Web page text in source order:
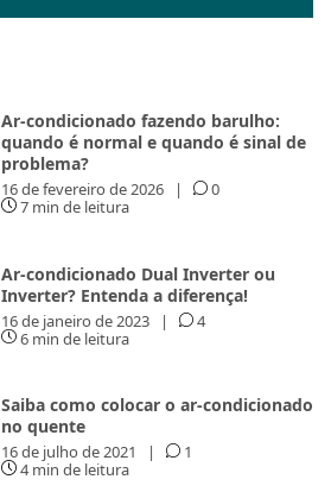
Ar-condicionado fazendo barulho:
quando é normal e quando é sinal de
problema?
16 de fevereiro de 2026 |
0
7 min de leitura
Ar-condicionado Dual Inverter ou
Inverter? Entenda a diferença!
16 de janeiro de 2023 |
4
6 min de leitura
Saiba como colocar o ar-condicionado
no quente
16 de julho de 2021 |
1
4 min de leitura